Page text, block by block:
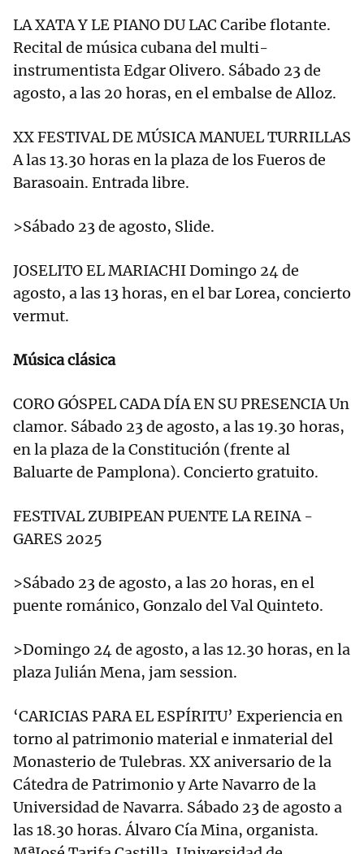
LA XATA Y LE PIANO DU LAC Caribe flotante.
Recital de música cubana del multi-
instrumentista Edgar Olivero. Sábado 23 de
agosto, a las 20 horas, en el embalse de Alloz.
XX FESTIVAL DE MÚSICA MANUEL TURRILLAS
A las 13.30 horas en la plaza de los Fueros de
Barasoain. Entrada libre.
>Sábado 23 de agosto, Slide.
JOSELITO EL MARIACHI Domingo 24 de
agosto, a las 13 horas, en el bar Lorea, concierto
vermut.
Música clásica
CORO GÓSPEL CADA DÍA EN SU PRESENCIA Un
clamor. Sábado 23 de agosto, a las 19.30 horas,
en la plaza de la Constitución (frente al
Baluarte de Pamplona). Concierto gratuito.
FESTIVAL ZUBIPEAN PUENTE LA REINA -
GARES 2025
>Sábado 23 de agosto, a las 20 horas, en el
puente románico, Gonzalo del Val Quinteto.
>Domingo 24 de agosto, a las 12.30 horas, en la
plaza Julián Mena, jam session.
‘CARICIAS PARA EL ESPÍRITU’ Experiencia en
torno al patrimonio material e inmaterial del
Monasterio de Tulebras. XX aniversario de la
Cátedra de Patrimonio y Arte Navarro de la
Universidad de Navarra. Sábado 23 de agosto a
las 18.30 horas. Álvaro Cía Mina, organista.